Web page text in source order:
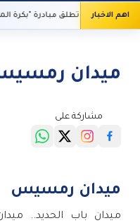
اهم الاخبارتطلق مبادرة "بكرة
ميدان
مشاركة على
ميدان رمسيس
ميدان باب الحديد..